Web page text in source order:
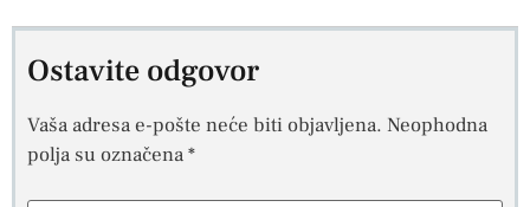
Ostavite odgovor
Vaša adresa e-pošte neće biti objavljena. Neophodna
polja su označena*